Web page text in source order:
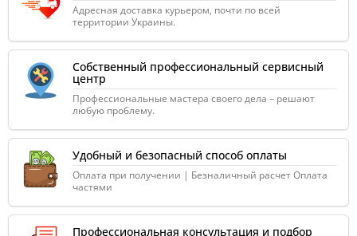
Адресная доставка курьером, почти по всей
территории Украины.
Собственный профессиональный сервисный
центр
Профессиональные мастера своего дела – решают
любую проблему.
Удобный и безопасный способ оплаты
Оплата при получении | Безналичный расчет Оплата
частями
Профессиональная консультация и подбор